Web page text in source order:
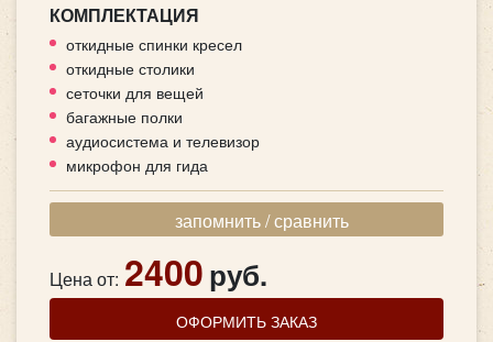
КОМПЛЕКТАЦИЯ
откидные спинки кресел
откидные столики
сеточки для вещей
багажные полки
аудиосистема и телевизор
микрофон для гида
запомнить / сравнить
Цена от: 2400руб.
ОФОРМИТЬ ЗАКАЗ